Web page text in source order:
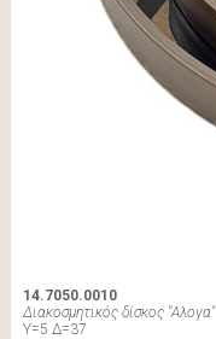
14.7050.0010
Διακοσμητικός δίσκος "Αλογα"
Υ=5 Δ=37